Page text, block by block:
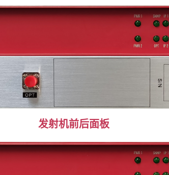
发射机前后面板